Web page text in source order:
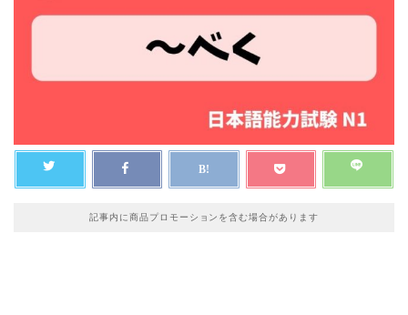
記事内に商品プロモーションを含む場合があります